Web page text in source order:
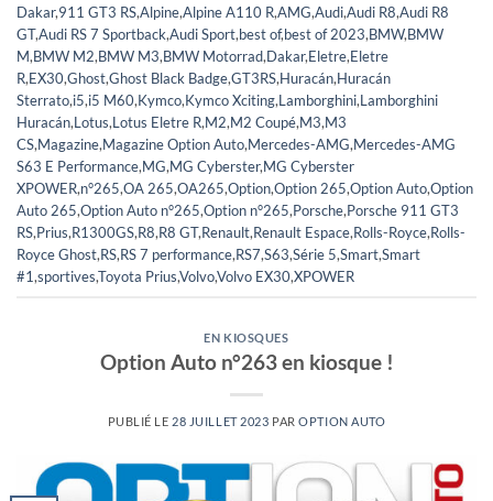
Dakar,911 GT3 RS,Alpine,Alpine A110 R,AMG,Audi,Audi R8,Audi R8
GT,Audi RS 7 Sportback,Audi Sport,best of,best of 2023,BMW,BMW
M,BMW M2,BMW M3,BMW Motorrad,Dakar,Eletre,Eletre
R,EX30,Ghost,Ghost Black Badge,GT3RS,Huracán,Huracán
Sterrato,i5,i5 M60,Kymco,Kymco Xciting,Lamborghini,Lamborghini
Huracán,Lotus,Lotus Eletre R,M2,M2 Coupé,M3,M3
CS,Magazine,Magazine Option Auto,Mercedes-AMG,Mercedes-AMG
S63 E Performance,MG,MG Cyberster,MG Cyberster
XPOWER,n°265,OA 265,OA265,Option,Option 265,Option Auto,Option
Auto 265,Option Auto n°265,Option n°265,Porsche,Porsche 911 GT3
RS,Prius,R1300GS,R8,R8 GT,Renault,Renault Espace,Rolls-Royce,Rolls-
Royce Ghost,RS,RS 7 performance,RS7,S63,Série 5,Smart,Smart
#1,sportives,Toyota Prius,Volvo,Volvo EX30,XPOWER
EN KIOSQUES
Option Auto n°263 en kiosque !
PUBLIÉ LE 28 JUILLET 2023 PAROPTION AUTO